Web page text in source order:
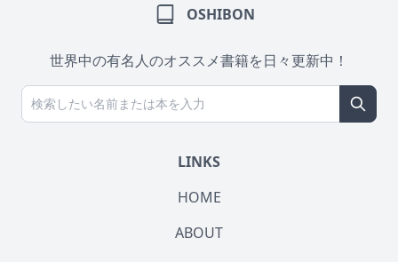
OSHIBON
世界中の有名人のオススメ書籍を日々更新中！
LINKS
HOME
ABOUT